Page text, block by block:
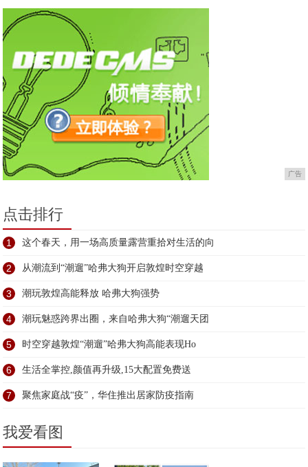
上市
广告
点击排行
1 这个春天，用一场高质量露营重拾对生活的向
2 从潮流到“潮遛”哈弗大狗开启敦煌时空穿越
3 潮玩敦煌高能释放 哈弗大狗强势
4 潮玩魅惑跨界出圈，来自哈弗大狗“潮遛天团
5 时空穿越敦煌“潮遛”哈弗大狗高能表现Ho
6 生活全掌控,颜值再升级,15大配置免费送
7 聚焦家庭战“疫”，华住推出居家防疫指南
我爱看图